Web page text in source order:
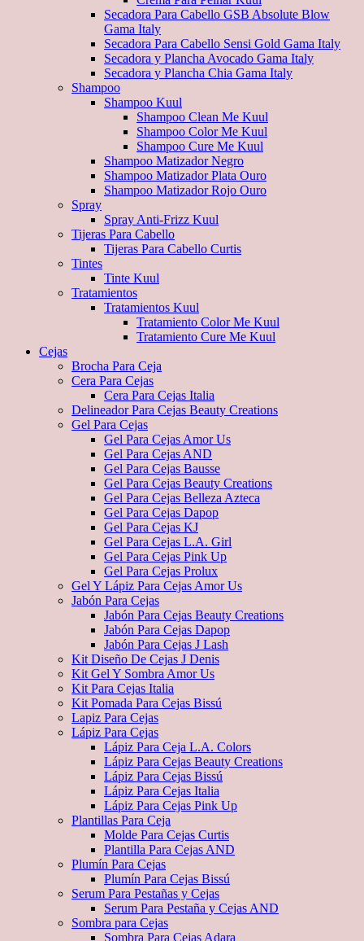
Secadora Para Cabello GSB Absolute Blow
Gama Italy
Secadora Para Cabello Sensi Gold Gama Italy
Secadora y Plancha Avocado Gama Italy
Secadora y Plancha Chia Gama Italy
Shampoo
Shampoo Kuul
Shampoo Clean Me Kuul
Shampoo Color Me Kuul
Shampoo Cure Me Kuul
Shampoo Matizador Negro
Shampoo Matizador Plata Ouro
Shampoo Matizador Rojo Ouro
Spray
Spray Anti-Frizz Kuul
Tijeras Para Cabello
Tijeras Para Cabello Curtis
Tintes
Tinte Kuul
Tratamientos
Tratamientos Kuul
Tratamiento Color Me Kuul
Tratamiento Cure Me Kuul
Cejas
Brocha Para Ceja
Cera Para Cejas
Cera Para Cejas Italia
Delineador Para Cejas Beauty Creations
Gel Para Cejas
Gel Para Cejas Amor Us
Gel Para Cejas AND
Gel Para Cejas Bausse
Gel Para Cejas Beauty Creations
Gel Para Cejas Belleza Azteca
Gel Para Cejas Dapop
Gel Para Cejas KJ
Gel Para Cejas L.A. Girl
Gel Para Cejas Pink Up
Gel Para Cejas Prolux
Gel Y Lápiz Para Cejas Amor Us
Jabón Para Cejas
Jabón Para Cejas Beauty Creations
Jabón Para Cejas Dapop
Jabón Para Cejas J Lash
Kit Diseño De Cejas J Denis
Kit Gel Y Sombra Amor Us
Kit Para Cejas Italia
Kit Pomada Para Cejas Bissú
Lapiz Para Cejas
Lápiz Para Cejas
Lápiz Para Ceja L.A. Colors
Lápiz Para Cejas Beauty Creations
Lápiz Para Cejas Bissú
Lápiz Para Cejas Italia
Lápiz Para Cejas Pink Up
Plantillas Para Ceja
Molde Para Cejas Curtis
Plantilla Para Cejas AND
Plumín Para Cejas
Plumín Para Cejas Bissú
Serum Para Pestañas y Cejas
Serum Para Pestaña y Cejas AND
Sombra para Cejas
Sombra Para Cejas Adara